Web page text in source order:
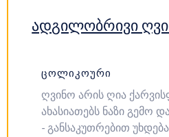
ადგილობრივი
ᲪᲝᲚᲘᲙᲝᲣᲠᲘ
ღვინო არის ღია
ახასიათებს ნაზი გემო
- განსაკუთრებით